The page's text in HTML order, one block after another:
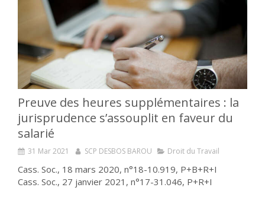
Preuve des heures supplémentaires : la
jurisprudence s’assouplit en faveur du
salarié
31 Mar 2021 SCP DESBOS BAROU Droit du Travail
Cass. Soc., 18 mars 2020, n°18-10.919, P+B+R+I
Cass. Soc., 27 janvier 2021, n°17-31.046, P+R+I